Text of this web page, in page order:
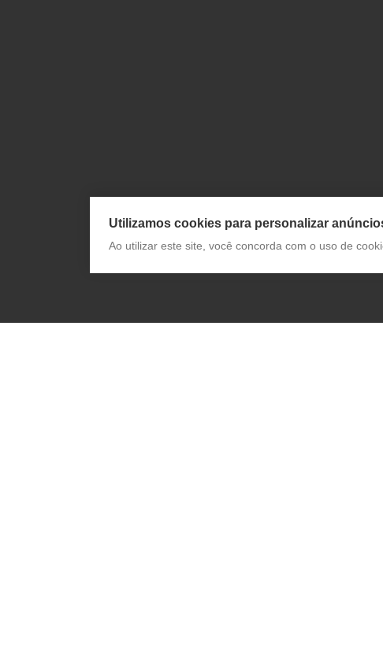
Utilizamos cookies para personalizar
Ao utilizar este site, você concorda com o uso de